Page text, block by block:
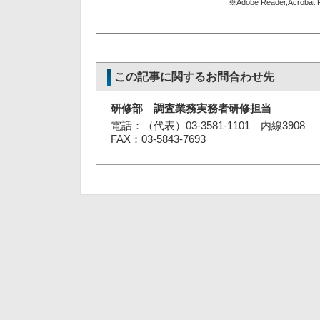
※Adobe Reader,Acrobat
この記事に関するお問合わせ先
研修部 調査業務実務者研修担当
電話：（代表）03-3581-1101 内線3908
FAX：03-5843-7693